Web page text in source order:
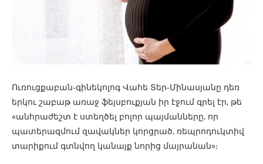
Ուռուցքաբան-գինեկոլոգ Վահե Տեր-Մինասյանը դեռ
երկու շաբաթ առաջ ֆեյսբուքյան իր էջում գրել էր, թե
«անհրաժեշտ է ստեղծել բոլոր պայմանները, որ
պատերազմում զավակներ կորցրած, ռեպրոդուկտիվ
տարիքում գտնվող կանայք նորից մայրանան»։